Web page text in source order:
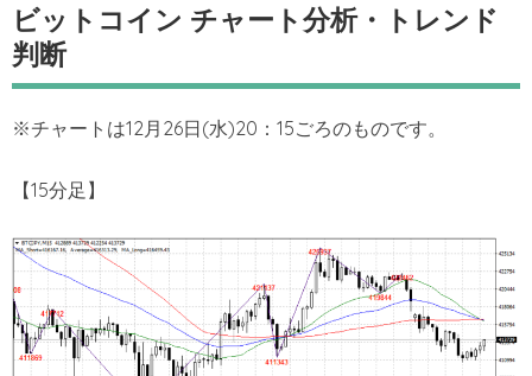
ビットコイン チャート分析・トレンド
判断
※チャートは12月26日(水)20：15ごろのものです。
【15分足】